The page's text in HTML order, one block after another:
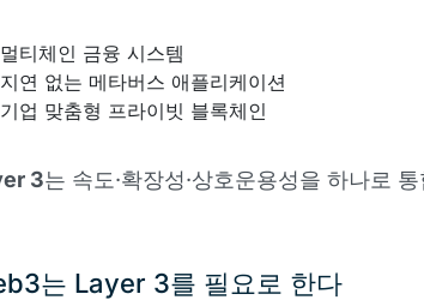
멀티체인 금융 시스템
지연 없는 메타버스 애플리케이션
기업 맞춤형 프라이빗 블록체인
3는 속도·확장성·상호운용성을 하나로
는 Layer 3를 필요로 한다